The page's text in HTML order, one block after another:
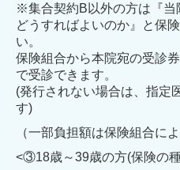
※集合契約B以外の方は 『
どうすればよいのか』と保
い。
保険組合から本院宛の受診
で受診できます。
(発行されない場合は、指定
す)
（一部負担額は保険組合に
<③18歳～39歳の方(保険の